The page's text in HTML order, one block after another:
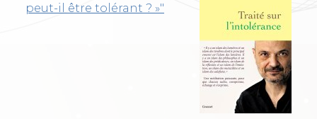
peut-il être tolérant ? »"